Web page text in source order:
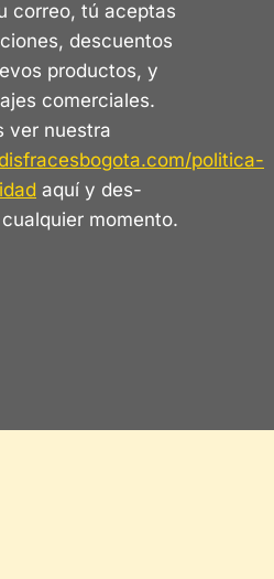
correo, tú aceptas
descuentos
productos, y
comerciales.
ver nuestra
politica-
aquí y des-
momento.